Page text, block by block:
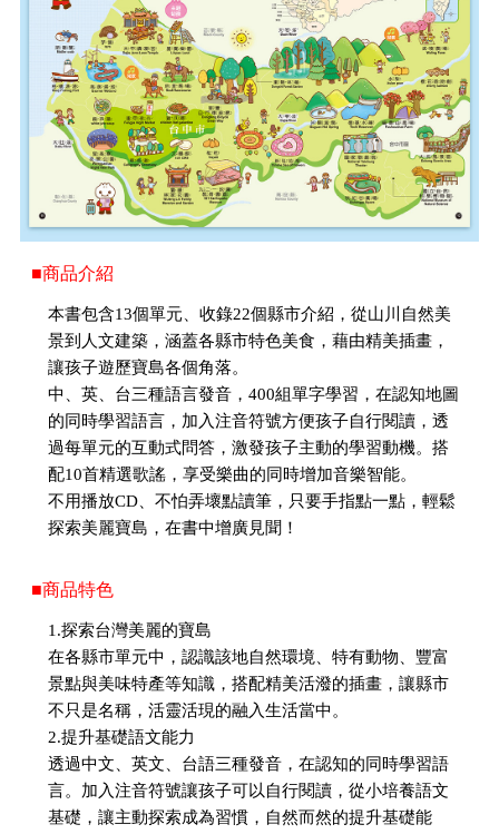
■商品介紹
本書包含13個單元、收錄22個縣市介紹，從山川自然美
景到人文建築，涵蓋各縣市特色美食，藉由精美插畫，
讓孩子遊歷寶島各個角落。
中、英、台三種語言發音，400組單字學習，在認知地圖
的同時學習語言，加入注音符號方便孩子自行閱讀，透
過每單元的互動式問答，激發孩子主動的學習動機。搭
配10首精選歌謠，享受樂曲的同時增加音樂智能。
不用播放CD、不怕弄壞點讀筆，只要手指點一點，輕鬆
探索美麗寶島，在書中增廣見聞！
■商品特色
1.探索台灣美麗的寶島
在各縣市單元中，認識該地自然環境、特有動物、豐富
景點與美味特產等知識，搭配精美活潑的插畫，讓縣市
不只是名稱，活靈活現的融入生活當中。
2.提升基礎語文能力
透過中文、英文、台語三種發音，在認知的同時學習語
言。加入注音符號讓孩子可以自行閱讀，從小培養語文
基礎，讓主動探索成為習慣，自然而然的提升基礎能